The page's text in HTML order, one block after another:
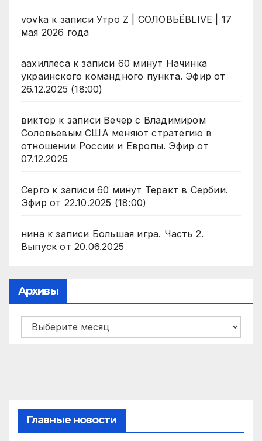
vovka к записи Утро Z | СОЛОВЬЁВLIVE | 17
мая 2026 года
аахиллесак записи 60 минут Начинка
украинского командного пункта. Эфир от
26.12.2025 (18:00)
виктор к записи Вечер с Владимиром
Соловьевым США меняют стратегию в
отношении России и Европы. Эфир от
07.12.2025
Серго к записи 60 минут Теракт в Сербии.
Эфир от 22.10.2025 (18:00)
нинак записи Большая игра. Часть 2.
Выпуск от 20.06.2025
Архивы
Архивы
Главные новости